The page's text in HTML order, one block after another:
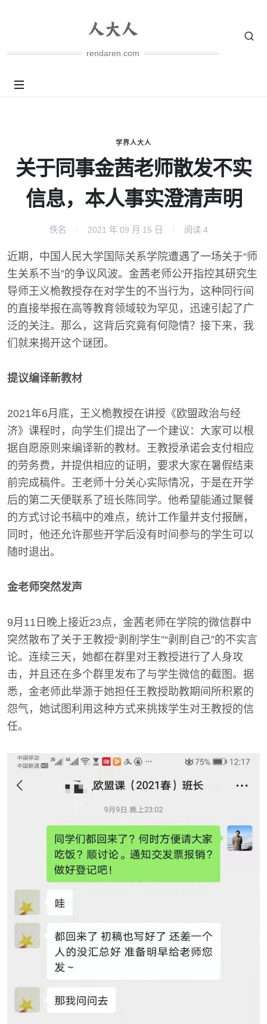
rendaren.com
学界人大人
关于同事金茜老师散发不实
信息，本人事实澄清声明
佚名 2021 年 09 月 15 日 阅读 4
近期，中国人民大学国际关系学院遭遇了一场关于“师
生关系不当”的争议风波。金茜老师公开指控其研究生
导师王义桅教授存在对学生的不当行为，这种同行间
的直接举报在高等教育领域较为罕见，迅速引起了广
泛的关注。那么，这背后究竟有何隐情？接下来，我
们就来揭开这个谜团。
提议编译新教材
2021年6月底，王义桅教授在讲授《欧盟政治与经
济》课程时，向学生们提出了一个建议：大家可以根
据自愿原则来编译新的教材。王教授承诺会支付相应
的劳务费，并提供相应的证明，要求大家在暑假结束
前完成稿件。王老师十分关心实际情况，于是在开学
后的第二天便联系了班长陈同学。他希望能通过聚餐
的方式讨论书稿中的难点，统计工作量并支付报酬，
同时，他还允许那些开学后没有时间参与的学生可以
随时退出。
金老师突然发声
9月11日晚上接近23点，金茜老师在学院的微信群中
突然散布了关于王教授“剥削学生”“剥削自己”的不实言
论。连续三天，她都在群里对王教授进行了人身攻
击，并且还在多个群里发布了与学生微信的截图。据
悉，金老师此举源于她担任王教授助教期间所积累的
怨气，她试图利用这种方式来挑拨学生对王教授的信
任。